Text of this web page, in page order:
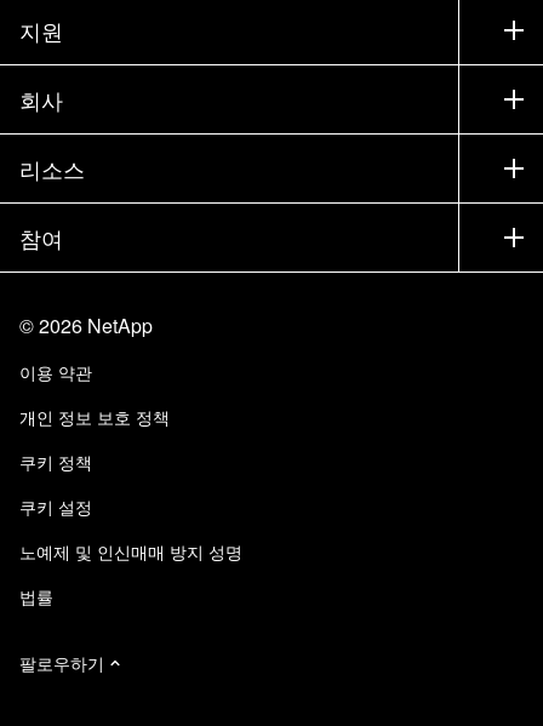
구입 방법
세일즈 팀 연락처
파트너 찾기
경영진 브리핑
제품 소개
지원
지원
교육
설명서
커뮤니티
알아보기
회사
회사
파트너
채용
Trust Center
책임 및 지속가능성
품질 인증
NetApp Instaclustr
리소스
뉴스룸
이벤트
블로그
고객 경험
고객 사례
참여
사이트 피드백
액세스 가능성
이메일 구독
©2026 NetApp
이용 약관
개인 정보 보호 정책
쿠키 정책
쿠키 설정
노예제 및 인신매매 방지 성명
법률
팔로우하기